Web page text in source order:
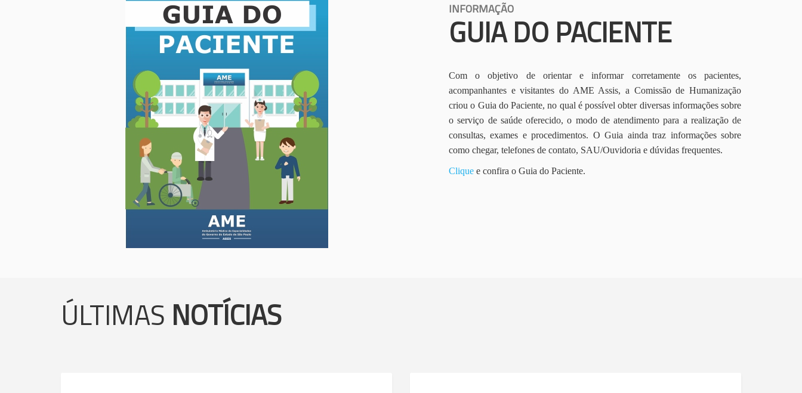
INFORMAÇÃO
GUIA DO PACIENTE
Com o objetivo de orientar e informar corretamente os pacientes,
acompanhantes e visitantes do AME Assis, a Comissão de Humanização
criou o Guia do Paciente, no qual é possível obter diversas informações sobre
o serviço de saúde oferecido, o modo de atendimento para a realização de
consultas, exames e procedimentos. O Guia ainda traz informações sobre
como chegar, telefones de contato, SAU/Ouvidoria e dúvidas frequentes.
Clique e confira o Guia do Paciente.
ÚLTIMAS NOTÍCIAS